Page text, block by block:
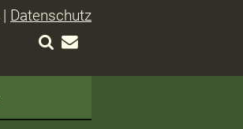
| Datenschutz